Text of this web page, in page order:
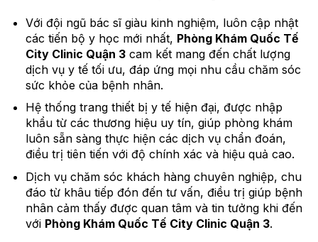
Với đội ngũ bác sĩ giàu kinh nghiệm, luôn cập nhật
các tiến bộ y học mới nhất, Phòng Khám Quốc Tế
City Clinic Quận 3cam kết mang đến chất lượng
dịch vụ y tế tối ưu, đáp ứng mọi nhu cầu chăm sóc
sức khỏe của bệnh nhân.
Hệ thống trang thiết bị y tế hiện đại, được nhập
khẩu từ các thương hiệu uy tín, giúp phòng khám
luôn sẵn sàng thực hiện các dịch vụ chẩn đoán,
điều trị tiên tiến với độ chính xác và hiệu quả cao.
Dịch vụ chăm sóc khách hàng chuyên nghiệp, chu
đáo từ khâu tiếp đón đến tư vấn, điều trị giúp bệnh
nhân cảm thấy được quan tâm và tin tưởng khi đến
với Phòng Khám Quốc Tế City Clinic Quận 3.